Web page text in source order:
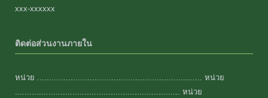
xxx-xxxxxx
ติดต่อส่วนงานภายใน
หน่วย ..................................................................... หน่วย
..................................................................... หน่วย